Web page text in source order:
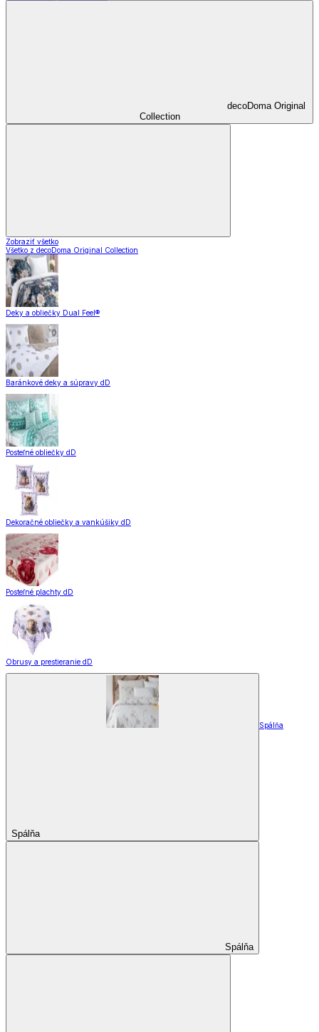
decoDoma Original
Collection
Zobraziť všetko
Všetko z decoDoma Original Collection
Deky a obliečky Dual Feel®
Baránkové deky a súpravy dD
Posteľné obliečky dD
Dekoračné obliečky a vankúšiky dD
Posteľné plachty dD
Obrusy a prestieranie dD
Spálňa
Spálňa
Spálňa